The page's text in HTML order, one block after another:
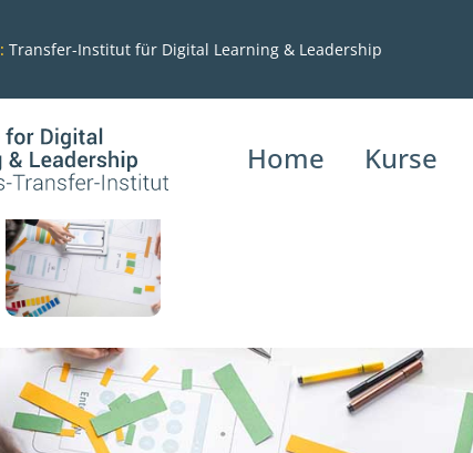
Transfer-Institut für Digital Learning & Leadership
Home Kurse
TERMINE VERFÜGBAR- TERMIN 3 / 4